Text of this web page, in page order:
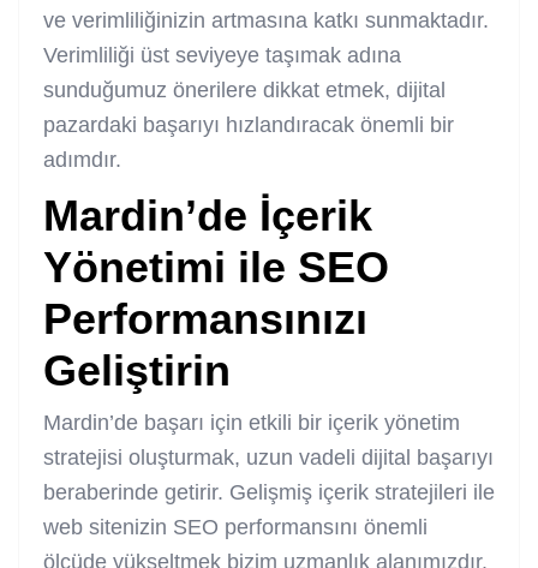
ve verimliliğinizin artmasına katkı sunmaktadır.
Verimliliği üst seviyeye taşımak adına
sunduğumuz önerilere dikkat etmek, dijital
pazardaki başarıyı hızlandıracak önemli bir
adımdır.
Mardin’de İçerik
Yönetimi ile SEO
Performansınızı
Geliştirin
Mardin’de başarı için etkili bir içerik yönetim
stratejisi oluşturmak, uzun vadeli dijital başarıyı
beraberinde getirir. Gelişmiş içerik stratejileri ile
web sitenizin SEO performansını önemli
ölçüde yükseltmek bizim uzmanlık alanımızdır.